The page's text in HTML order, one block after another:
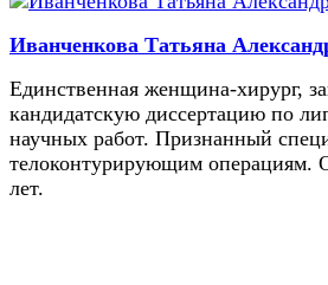
Иванченкова Татьяна
Единственная женщина-хирург,
кандидатскую диссертацию по
научных работ. Признанный
телоконтурирующим операциям.
лет.